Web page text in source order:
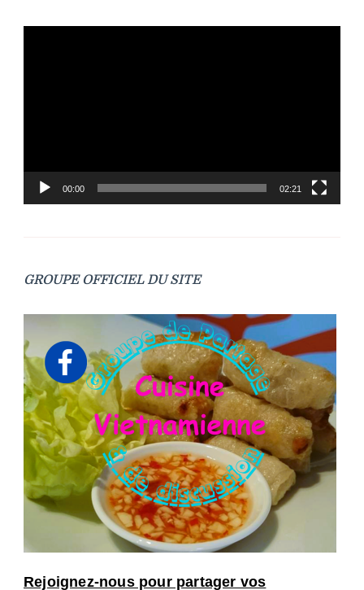
00:00 02:21
GROUPE OFFICIEL DU SITE
Rejoignez-nous pour partager vos